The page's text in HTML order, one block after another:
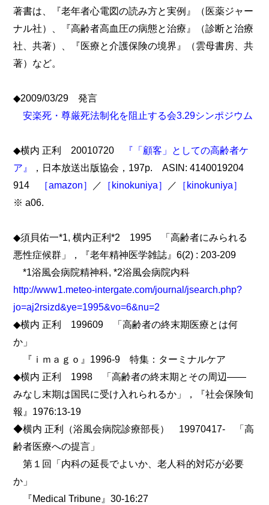
著書は、『老年者心電図の読み方と実例』（医薬ジャー
ナル社）、『高齢者高血圧の病態と治療』（診断と治療
社、共著）、『医療と介護保険の境界』（雲母書房、共
著）など。
◆2009/03/29 発言
安楽死・尊厳死法制化を阻止する会3.29シンポジウム
◆横内 正利 20010720
『「顧客」としての高齢者ケ
ア』
，日本放送出版協会，197p. ASIN: 4140019204
914
［amazon］ ／ ［kinokuniya］ ／
［kinokuniya］
※ a06.
◆須貝佑一*1, 横内正利*2 1995 「高齢者にみられる
悪性症候群」，『老年精神医学雑誌』6(2) : 203-209
*1浴風会病院精神科, *2浴風会病院内科
http://www1.meteo-intergate.com/journal/jsearch.php?
jo=aj2rsizd&ye=1995&vo=6&nu=2
◆横内 正利 199609 「高齢者の終末期医療とは何
か」
『ｉｍａｇｏ』1996-9 特集：ターミナルケア
◆横内 正利 1998 「高齢者の終末期とその周辺――
みなし末期は国民に受け入れられるか」，『社会保険旬
報』1976:13-19
◆横内 正利（浴風会病院診療部長） 19970417- 「高
齢者医療への提言」
第１回「内科の延長でよいか、老人科的対応が必要
か」
『Medical Tribune』30-16:27